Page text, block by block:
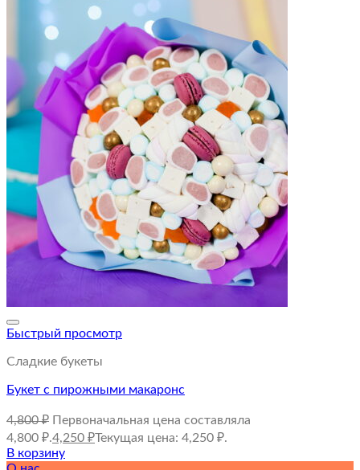
Быстрый просмотр
Сладкие букеты
Букет с пирожными макаронс
4,800₽ Первоначальная цена составляла
4,800 ₽.4,250 ₽Текущая цена: 4,250 ₽.
В корзину